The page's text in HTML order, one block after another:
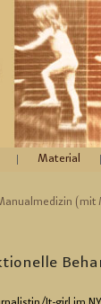
Material
(mit